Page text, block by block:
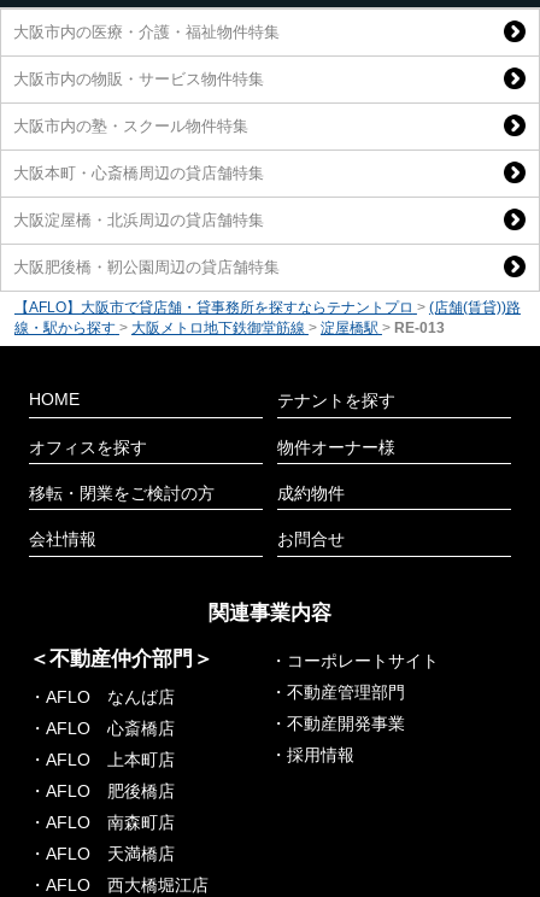
大阪市内の医療・介護・福祉物件特集
大阪市内の物販・サービス物件特集
大阪市内の塾・スクール物件特集
大阪本町・心斎橋周辺の貸店舗特集
大阪淀屋橋・北浜周辺の貸店舗特集
大阪肥後橋・靭公園周辺の貸店舗特集
【AFLO】大阪市で貸店舗・貸事務所を探すならテナントプロ > (店舗(賃貸))路
線・駅から探す > 大阪メトロ地下鉄御堂筋線 > 淀屋橋駅 > RE-013
HOME
オフィスを探す
移転・閉業をご検討の方
会社情報
テナントを探す
物件オーナー様
成約物件
お問合せ
関連事業内容
＜不動産仲介部門＞
・AFLO なんば店
・AFLO 心斎橋店
・AFLO 上本町店
・AFLO 肥後橋店
・AFLO 南森町店
・AFLO 天満橋店
・AFLO 西大橋堀江店
・コーポレートサイト
・不動産管理部門
・不動産開発事業
・採用情報